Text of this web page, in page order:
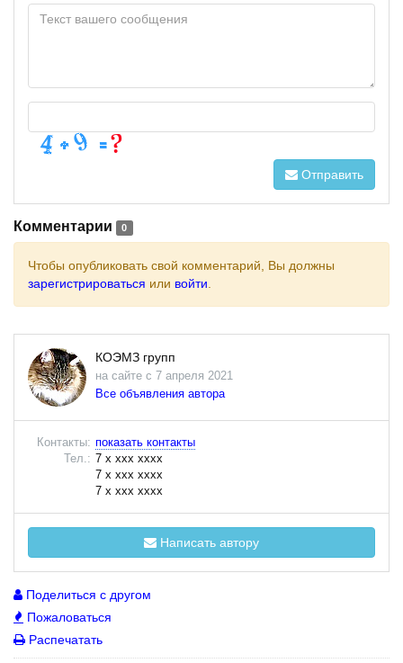
Отправить
Комментарии 0
Чтобы опубликовать свой комментарий, Вы должны
зарегистрироваться или войти
КОЭМЗ групп
на сайте с 7 апреля 2021
Все объявления автора
Контакты: показать контакты
Тел.: 7 x xxx xxxx
7 x xxx xxxx
7 x xxx xxxx
Написать автору
Поделиться с другом
Пожаловаться
Распечатать